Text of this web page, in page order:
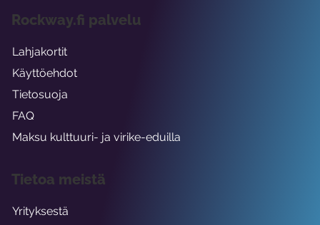
Rockway.fi palvelu
Lahjakortit
Käyttöehdot
Tietosuoja
FAQ
Maksu kulttuuri- ja virike-eduilla
Tietoa meistä
Yrityksestä